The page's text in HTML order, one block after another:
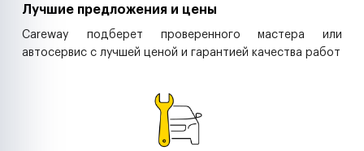
Лучшие предложения и цены
Careway подберет проверенного мастера или
автосервис с лучшей ценой и гарантией качества работ